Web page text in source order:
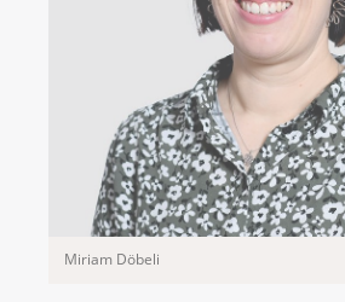
Miriam Döbeli